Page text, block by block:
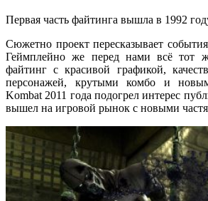
Первая часть файтинга вышла в 1992
Сюжетно проект пересказывает
Геймплейно же перед нами всё тот
файтинг с красивой графикой,
персонажей, крутыми комбо и
Kombat 2011 года подогрел интерес
вышел на игровой рынок с новыми